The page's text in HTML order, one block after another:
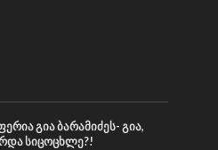
გია ბარამიძეს- გია,
სიცოცხლე?!